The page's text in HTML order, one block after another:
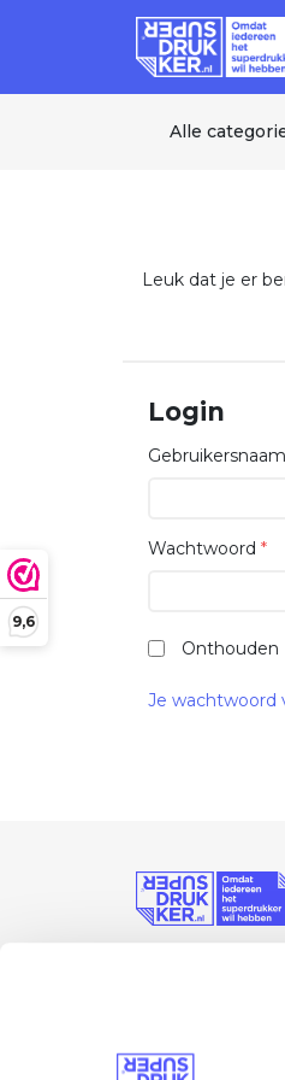
9,6
Alle
Leuk dat je er
Login
Wachtwoord *
Onthouden
Je wachtwoord
06 533 44 798